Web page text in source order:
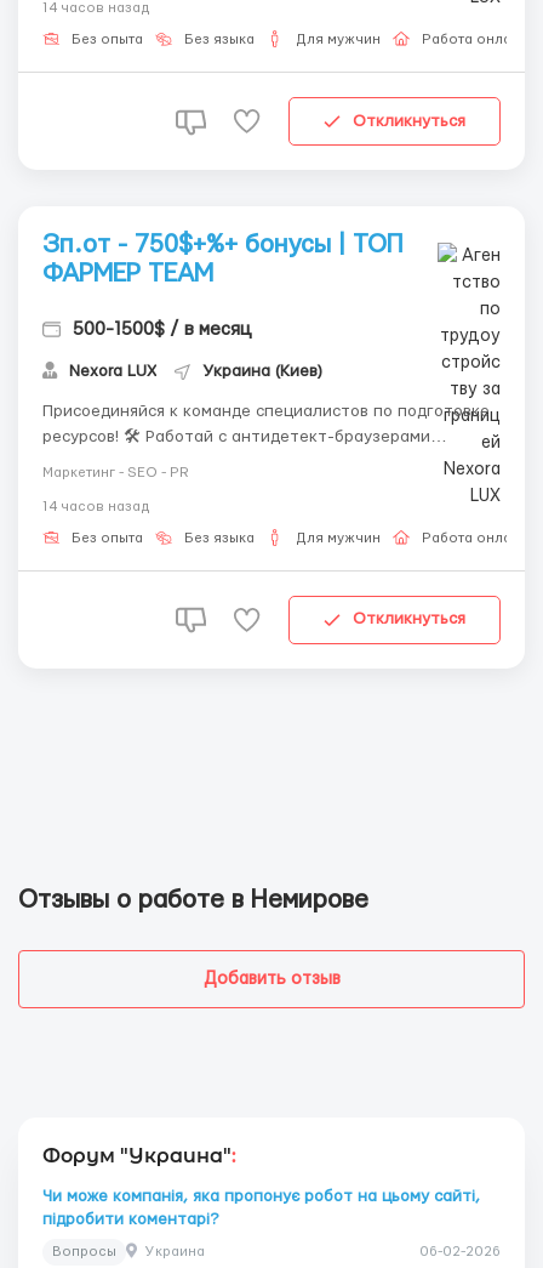
вых. ⚡️ 6/1 по 8 часов (07-15, 15-23, 23-07). 💰 Условия:
Средний чек $750. Карьерная лест...
14 часов назад
Без опыта Без языка Для мужчин Работа онлайн
Откликнуться
Зп.от - 750$+%+ бонусы | ТОП
ФАРМЕР TEAM
500-1500$ / в месяц
Nexora LUX Украина (Киев)
Присоединяйся к команде специалистов по подготовке
ресурсов! 🛠 Работай с антидетект-браузерами
(Dolphin, AdsPower) и дейтинг-платформами. Мы даем
зарабатывать! 📈 📊 Подробные графики: 🔄 Сменный
режим: 2 дня в день (08:00–20:00),...
Маркетинг - SEO - PR
14 часов назад
Без опыта Без языка Для мужчин Работа онлайн
Откликнуться
Отзывы о работе в Немирове
Добавить отзыв
Форум "Украина":
Чи може компанія, яка пропонує робот на цьому сайті,
підробити коментарі?
Вопросы Украина 06-02-2026